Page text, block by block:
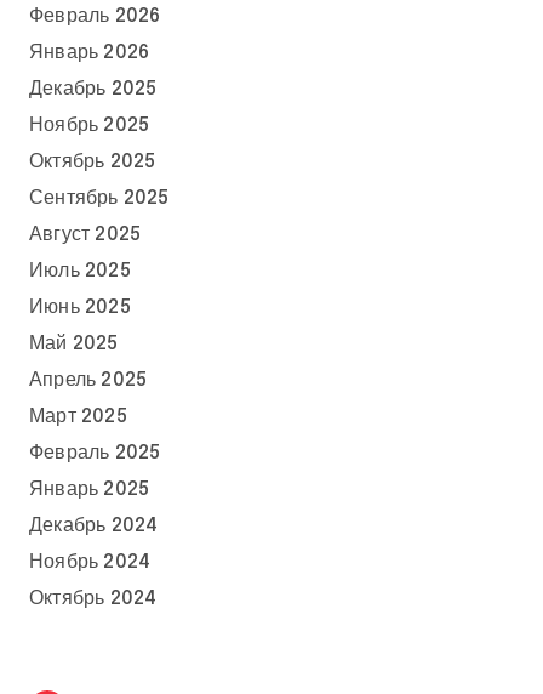
Февраль 2026
Январь 2026
Декабрь 2025
Ноябрь 2025
Октябрь 2025
Сентябрь 2025
Август 2025
Июль 2025
Июнь 2025
Май 2025
Апрель 2025
Март 2025
Февраль 2025
Январь 2025
Декабрь 2024
Ноябрь 2024
Октябрь 2024